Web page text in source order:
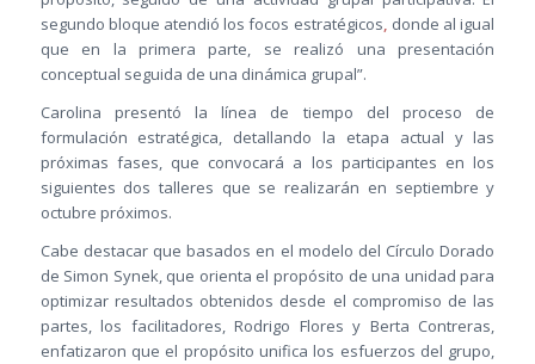
segundo bloque atendió los focos estratégicos, donde al igual
que en la primera parte, se realizó una presentación
conceptual seguida de una dinámica grupal”.
Carolina presentó la línea de tiempo del proceso de
formulación estratégica, detallando la etapa actual y las
próximas fases, que convocará a los participantes en los
siguientes dos talleres que se realizarán en septiembre y
octubre próximos.
Cabe destacar que basados en el modelo del Círculo Dorado
de Simon Synek, que orienta el propósito de una unidad para
optimizar resultados obtenidos desde el compromiso de las
partes, los facilitadores, Rodrigo Flores y Berta Contreras,
enfatizaron que el propósito unifica los esfuerzos del grupo,